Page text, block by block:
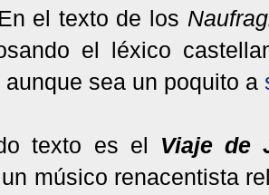
el texto de los
el léxico
aunque sea un poquito a
texto es el Viaje de
músico renacentista